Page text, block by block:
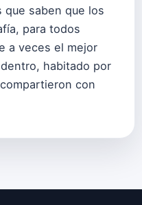
que saben que los
para todos
a veces el mejor
habitado por
con